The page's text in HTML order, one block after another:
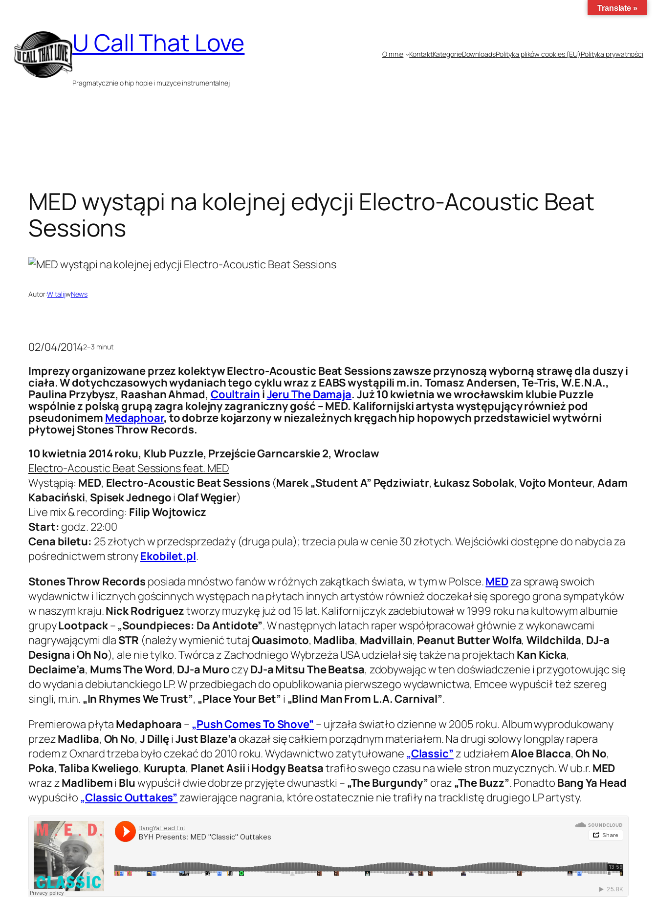
treści
U Call That Love
Pragmatycznie o hip hopie i muzyce instrumentalnej
O mnie KontaktKategorieDownloadsPolityka plików cookies (EU)Polityka prywatności
MED wystąpi na kolejnej edycji Electro-Acoustic Beat
Sessions
Autor:WitalijwNews
02/04/20142–3 minut
Imprezy organizowane przez kolektyw Electro-Acoustic Beat Sessions zawsze przynoszą wyborną strawę dla duszy i
ciała. W dotychczasowych wydaniach tego cyklu wraz z EABS wystąpili m.in. Tomasz Andersen, Te-Tris, W.E.N.A.,
Paulina Przybysz, Raashan Ahmad, CoultrainiJeru The Damaja. Już 10 kwietnia we wrocławskim klubie Puzzle
wspólnie z polską grupą zagra kolejny zagraniczny gość – MED. Kalifornijski artysta występujący również pod
pseudonimem Medaphoar, to dobrze kojarzony w niezależnych kręgach hip hopowych przedstawiciel wytwórni
płytowej Stones Throw Records.
10 kwietnia 2014 roku, Klub Puzzle, Przejście Garncarskie 2, Wroclaw
Electro-Acoustic Beat Sessions feat. MED
Wystąpią: MED, Electro-Acoustic Beat Sessions (Marek „Student A” Pędziwiatr,Łukasz Sobolak, Vojto Monteur,Adam
Kabaciński, Spisek JednegoiOlaf Węgier)
Live mix & recording: Filip Wojtowicz
Start: godz. 22:00
Cena biletu: 25 złotych w przedsprzedaży (druga pula); trzecia pula w cenie 30 złotych. Wejściówki dostępne do nabycia za
pośrednictwem stronyEkobilet.pl.
Stones Throw Records posiada mnóstwo fanów w różnych zakątkach świata, w tym w Polsce.MEDza sprawą swoich
wydawnictw i licznych gościnnych występach na płytach innych artystów również doczekał się sporego grona sympatyków
w naszym kraju.Nick Rodrigueztworzy muzykę już od 15 lat. Kalifornijczyk zadebiutował w 1999 roku na kultowym albumie
grupyLootpack–„Soundpieces: Da Antidote”. W następnych latach raper współpracował głównie z wykonawcami
nagrywającymi dla STR (należy wymienić tutajQuasimoto, Madliba, Madvillain, Peanut Butter Wolfa,Wildchilda, DJ-a
Designa iOh No), ale nie tylko. Twórca z Zachodniego Wybrzeża USA udzielał się także na projektach Kan Kicka,
Declaime’a, Mums The Word, DJ-a MuroczyDJ-a Mitsu The Beatsa, zdobywając w ten doświadczenie i przygotowując się
do wydania debiutanckiego LP. W przedbiegach do opublikowania pierwszego wydawnictwa, Emcee wypuścił też szereg
singli, m.in. „In Rhymes We Trust”, „Place Your Bet” i „Blind Man From L.A. Carnival”.
Premierowa płyta Medaphoara – „Push Comes To Shove” – ujrzała światło dzienne w 2005 roku. Album wyprodukowany
przezMadliba, Oh No, J Dillęi Just Blaze’a okazał się całkiem porządnym materiałem. Na drugi solowy longplay rapera
rodem z Oxnard trzeba było czekać do 2010 roku. Wydawnictwo zatytułowane „Classic”z udziałemAloe Blacca,Oh No,
Poka,Taliba Kweliego, Kurupta, Planet Asii i Hodgy Beatsatrafiło swego czasu na wiele stron muzycznych. W ub.r. MED
wraz zMadlibemi Bluwypuścił dwie dobrze przyjęte dwunastki – „The Burgundy” oraz „The Buzz”. Ponadto Bang Ya Head
wypuściło „Classic Outtakes”zawierające nagrania, które ostatecznie nie trafiły na tracklistę drugiego LP artysty.
Translate »